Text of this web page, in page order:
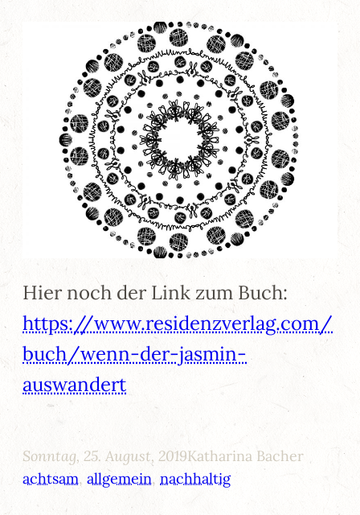
Hier noch der Link zum Buch:
https://www.residenzverlag.com/
buch/wenn-der-jasmin-
auswandert
Sonntag, 25. August, 2019Katharina Bacher
achtsam, allgemein, nachhaltig